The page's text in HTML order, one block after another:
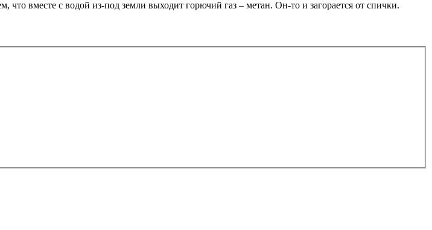
вместе с водой из-под земли выходит горючий газ – метан. Он-то и загорается от спички.